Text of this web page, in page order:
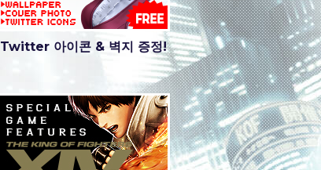
Twitter 아이콘 & 벽지 증정!